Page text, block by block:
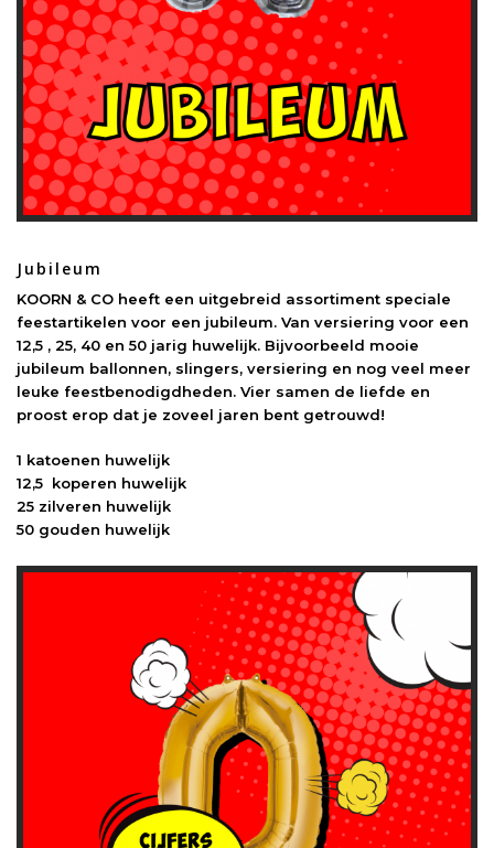
Jubileum
KOORN & CO heeft een uitgebreid assortiment speciale
feestartikelen voor een jubileum. Van versiering voor een
12,5 , 25, 40 en 50 jarig huwelijk. Bijvoorbeeld mooie
jubileum ballonnen, slingers, versiering en nog veel meer
leuke feestbenodigdheden. Vier samen de liefde en
proost erop dat je zoveel jaren bent getrouwd!
1 katoenen huwelijk
12,5 koperen huwelijk
25 zilveren huwelijk
50 gouden huwelijk